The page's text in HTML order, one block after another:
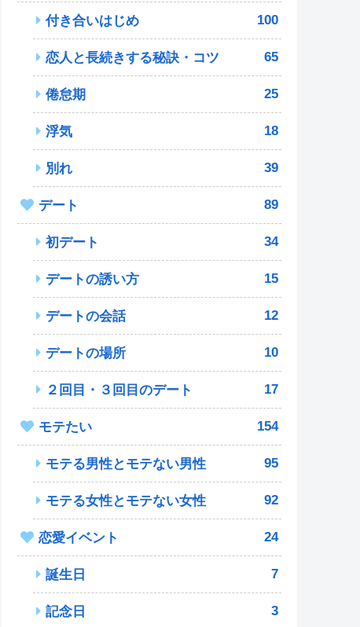
付き合いはじめ 100
恋人と長続きする秘訣・コツ 65
倦怠期 25
浮気 18
別れ 39
デート 89
初デート 34
デートの誘い方 15
デートの会話 12
デートの場所 10
２回目・３回目のデート 17
モテたい 154
モテる男性とモテない男性 95
モテる女性とモテない女性 92
恋愛イベント 24
誕生日 7
記念日 3